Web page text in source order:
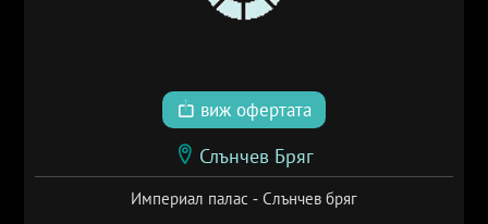
виж офертата
Слънчев Бряг
Империал палас - Слънчев бряг